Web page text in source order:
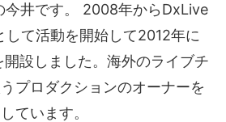
井です。 2008年からDxLive
して活動を開始して2012年に
設しました。海外のライブチ
プロダクションのオーナーを
しています。